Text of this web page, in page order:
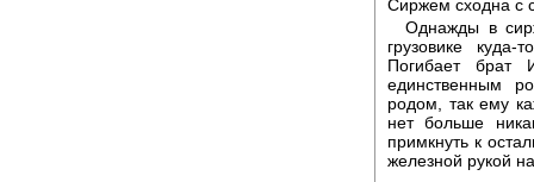
Сиржем сходна с
Однажды в
грузовике
Погибает брат
единственным
родом, так ему
нет больше
примкнуть к
железной рукой